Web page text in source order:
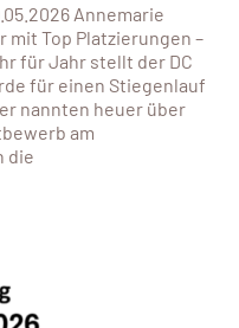
Annemarie
mit Top Platzierungen –
für Jahr stellt der DC
für einen Stiegenlauf
nannten heuer über
am
die